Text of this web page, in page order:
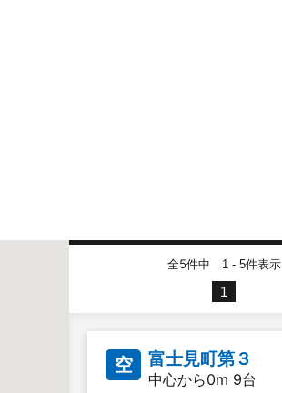
全5件中 1 - 5件表示
1
空 富士見町第３
中心から0m 9台